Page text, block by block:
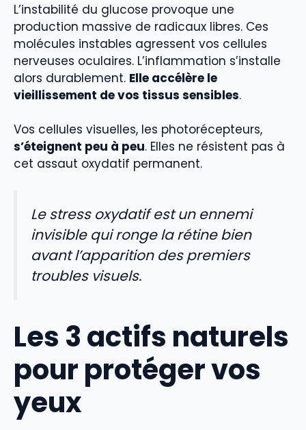
L’instabilité du glucose provoque une
production massive de radicaux libres. Ces
molécules instables agressent vos cellules
nerveuses oculaires. L’inflammation s’installe
alors durablement. Elle accélère le
vieillissement de vos tissus sensibles.
Vos cellules visuelles, les photorécepteurs,
s’éteignent peu à peu. Elles ne résistent pas à
cet assaut oxydatif permanent.
Le stress oxydatif est un ennemi
invisible qui ronge la rétine bien
avant l’apparition des premiers
troubles visuels.
Les 3 actifs naturels
pour protéger vos
yeux